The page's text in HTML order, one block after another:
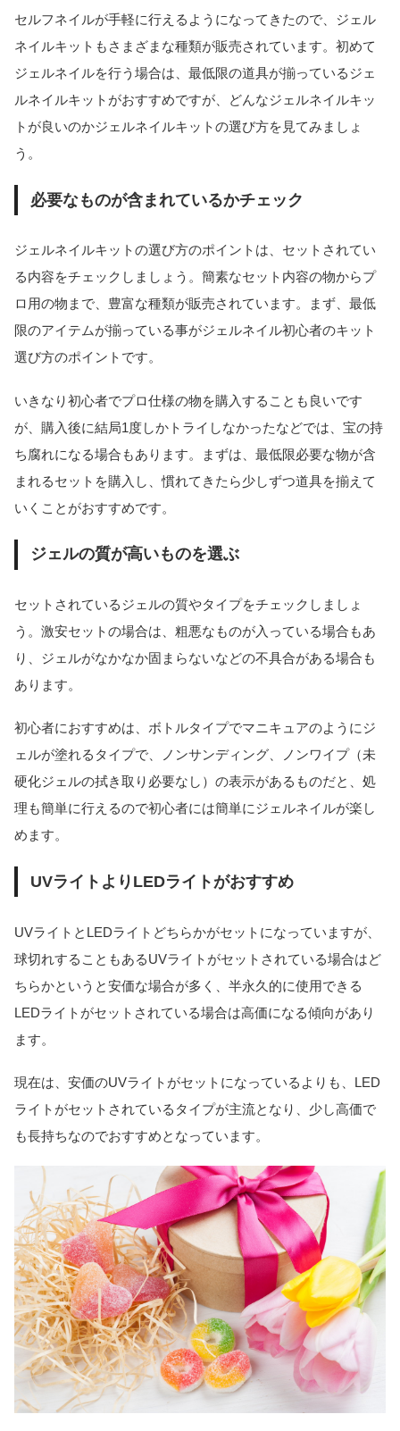
セルフネイルが手軽に行えるようになってきたので、ジェル
ネイルキットもさまざまな種類が販売されています。初めて
ジェルネイルを行う場合は、最低限の道具が揃っているジェ
ルネイルキットがおすすめですが、どんなジェルネイルキッ
トが良いのかジェルネイルキットの選び方を見てみましょ
う。
必要なものが含まれているかチェック
ジェルネイルキットの選び方のポイントは、セットされてい
る内容をチェックしましょう。簡素なセット内容の物からプ
ロ用の物まで、豊富な種類が販売されています。まず、最低
限のアイテムが揃っている事がジェルネイル初心者のキット
選び方のポイントです。
いきなり初心者でプロ仕様の物を購入することも良いです
が、購入後に結局1度しかトライしなかったなどでは、宝の持
ち腐れになる場合もあります。まずは、最低限必要な物が含
まれるセットを購入し、慣れてきたら少しずつ道具を揃えて
いくことがおすすめです。
ジェルの質が高いものを選ぶ
セットされているジェルの質やタイプをチェックしましょ
う。激安セットの場合は、粗悪なものが入っている場合もあ
り、ジェルがなかなか固まらないなどの不具合がある場合も
あります。
初心者におすすめは、ボトルタイプでマニキュアのようにジ
ェルが塗れるタイプで、ノンサンディング、ノンワイプ（未
硬化ジェルの拭き取り必要なし）の表示があるものだと、処
理も簡単に行えるので初心者には簡単にジェルネイルが楽し
めます。
UVライトよりLEDライトがおすすめ
UVライトとLEDライトどちらかがセットになっていますが、
球切れすることもあるUVライトがセットされている場合はど
ちらかというと安価な場合が多く、半永久的に使用できる
LEDライトがセットされている場合は高価になる傾向があり
ます。
現在は、安価のUVライトがセットになっているよりも、LED
ライトがセットされているタイプが主流となり、少し高価で
も長持ちなのでおすすめとなっています。